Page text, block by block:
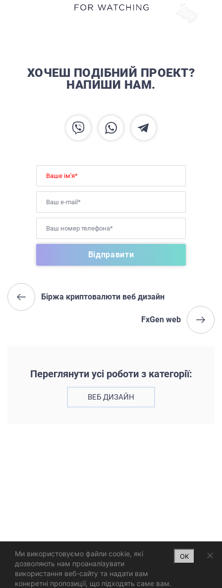
ХОЧЕШ ПОДІБНИЙ ПРОЕКТ?
НАПИШИ НАМ.
Біржа криптовалюти веб дизайн
FxGen web
Переглянути усі роботи з категорії:
ВЕБ ДИЗАЙН
Ми використовуємо файли cookie, які
дозволяють нам проаналізувати
використання веб-сайту та надати вам
конкретні пропозиції, що підходять саме вам.
OK